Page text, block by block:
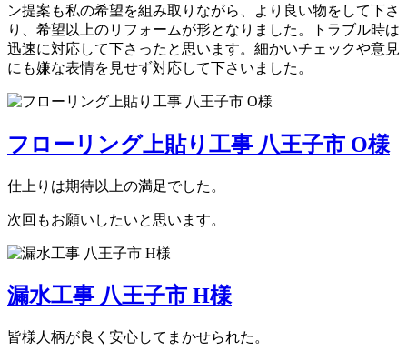
ン提案も私の希望を組み取りながら、より良い物をして下さ
り、希望以上のリフォームが形となりました。トラブル時は
迅速に対応して下さったと思います。細かいチェックや意見
にも嫌な表情を見せず対応して下さいました。
フローリング上貼り工事 八王子市 O様
仕上りは期待以上の満足でした。
次回もお願いしたいと思います。
漏水工事 八王子市 H様
皆様人柄が良く安心してまかせられた。